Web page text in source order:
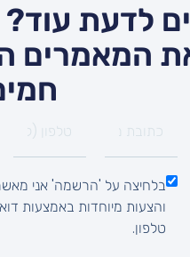
לדעת עוד?
המאמרים
בלחיצה על 'הרשמה' אני מאשר/
טלפון.